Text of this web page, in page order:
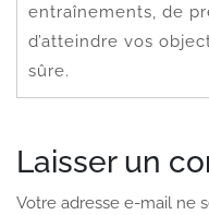
entraînements, de
d’atteindre vos
sûre.
Laisser un
Votre adresse e-mail ne